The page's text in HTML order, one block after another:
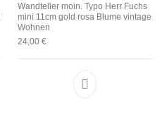
Wandteller moin. Typo Herr Fuchs
mini 11cm gold rosa Blume vintage
Wohnen
24,00 €